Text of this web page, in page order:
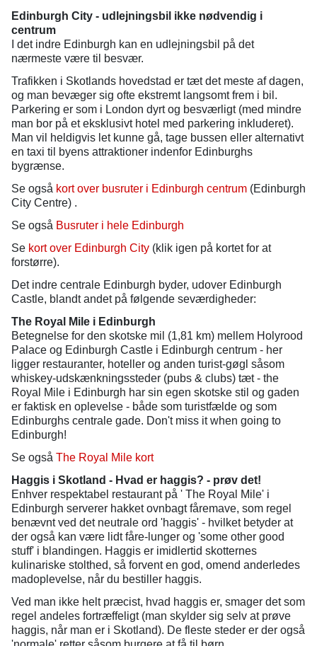
Edinburgh City - udlejningsbil ikke nødvendig i
centrum
I det indre Edinburgh kan en udlejningsbil på det
nærmeste være til besvær.
Trafikken i Skotlands hovedstad er tæt det meste af dagen,
og man bevæger sig ofte ekstremt langsomt frem i bil.
Parkering er som i London dyrt og besværligt (med mindre
man bor på et eksklusivt hotel med parkering inkluderet).
Man vil heldigvis let kunne gå, tage bussen eller alternativt
en taxi til byens attraktioner indenfor Edinburghs
bygrænse.
Se også kort over busruter i Edinburgh centrum (Edinburgh
City Centre) .
Se også Busruter i hele Edinburgh
Se kort over Edinburgh City (klik igen på kortet for at
forstørre).
Det indre centrale Edinburgh byder, udover Edinburgh
Castle, blandt andet på følgende seværdigheder:
The Royal Mile i Edinburgh
Betegnelse for den skotske mil (1,81 km) mellem Holyrood
Palace og Edinburgh Castle i Edinburgh centrum - her
ligger restauranter, hoteller og anden turist-gøgl såsom
whiskey-udskænkningssteder (pubs & clubs) tæt - the
Royal Mile i Edinburgh har sin egen skotske stil og gaden
er faktisk en oplevelse - både som turistfælde og som
Edinburghs centrale gade. Don't miss it when going to
Edinburgh!
Se også The Royal Mile kort
Haggis i Skotland - Hvad er haggis? - prøv det!
Enhver respektabel restaurant på ' The Royal Mile' i
Edinburgh serverer hakket ovnbagt fåremave, som regel
benævnt ved det neutrale ord 'haggis' - hvilket betyder at
der også kan være lidt fåre-lunger og 'some other good
stuff' i blandingen. Haggis er imidlertid skotternes
kulinariske stolthed, så forvent en god, omend anderledes
madoplevelse, når du bestiller haggis.
Ved man ikke helt præcist, hvad haggis er, smager det som
regel andeles fortræffeligt (man skylder sig selv at prøve
haggis, når man er i Skotland). De fleste steder er der også